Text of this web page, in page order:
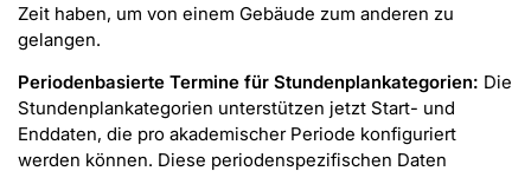
Zeit haben, um von einem Gebäude zum anderen zu
gelangen.
Periodenbasierte Termine für Stundenplankategorien: Die
Stundenplankategorien unterstützen jetzt Start- und
Enddaten, die pro akademischer Periode konfiguriert
werden können. Diese periodenspezifischen Daten